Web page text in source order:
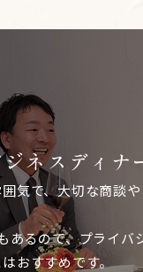
ネスディナ
気で、大切な商談
あるので、プライバ
おすすめです。